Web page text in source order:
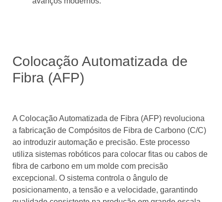
Colocação Automatizada de
Fibra (AFP)
A Colocação Automatizada de Fibra (AFP) revoluciona
a fabricação de Compósitos de Fibra de Carbono (C/C)
ao introduzir automação e precisão. Este processo
utiliza sistemas robóticos para colocar fitas ou cabos de
fibra de carbono em um molde com precisão
excepcional. O sistema controla o ângulo de
posicionamento, a tensão e a velocidade, garantindo